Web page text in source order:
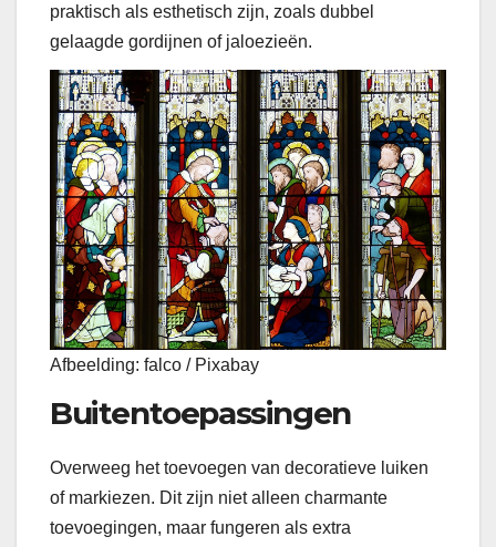
praktisch als esthetisch zijn, zoals dubbel
gelaagde gordijnen of jaloezieën.
Afbeelding: falco / Pixabay
Buitentoepassingen
Overweeg het toevoegen van decoratieve luiken
of markiezen. Dit zijn niet alleen charmante
toevoegingen, maar fungeren als extra